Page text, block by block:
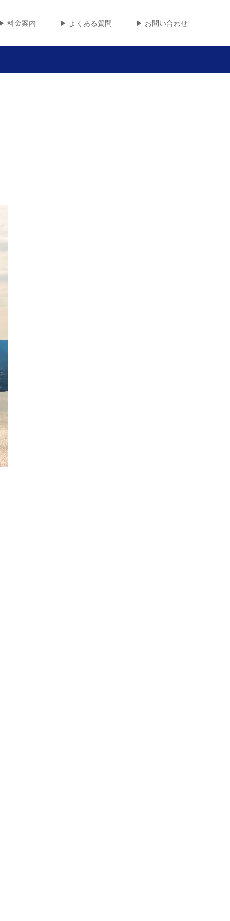
料金案内 ▶︎ よくある質問 ▶︎ お問い合わせ